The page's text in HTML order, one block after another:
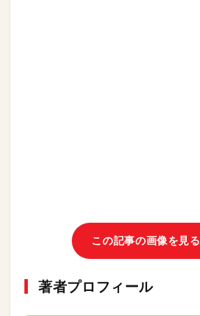
この記事の画像を見る
著者プロフィール